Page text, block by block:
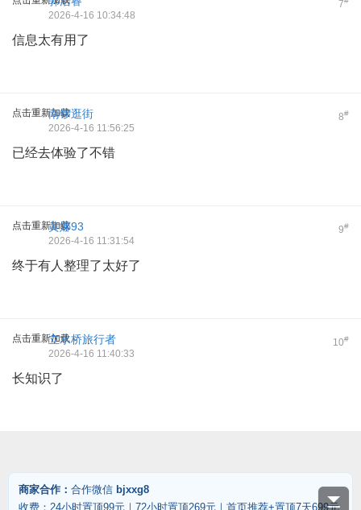
7
2026-4-16 10:34:48
信息太有用了
点击重新加载 8#
南锣逛街
2026-4-16 11:56:25
已经去体验了不错
点击重新加载 9#
黄娜93
2026-4-16 11:31:54
终于有人整理了太好了
点击重新加载 10#
立水桥旅行者
2026-4-16 11:40:33
长知识了
商家合作： 合作微信 bjxxg8
收费：24小时置顶99元｜72小时置顶269元｜首页推荐+置顶7天699元